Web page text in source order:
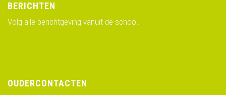
BERICHTEN
Volg alle berichtgeving vanuit de school.
OUDERCONTACTEN